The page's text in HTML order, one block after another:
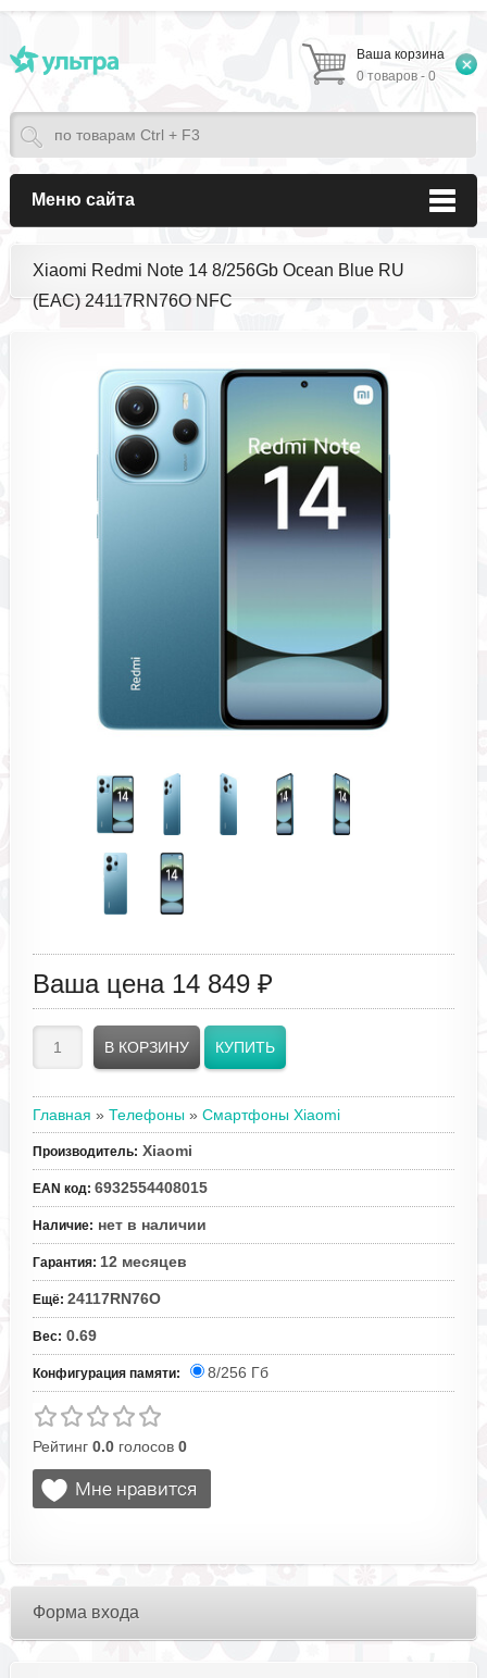
Ваша корзина
0 товаров - 0
Меню сайта
Xiaomi Redmi Note 14 8/256Gb Ocean Blue RU
(EAC) 24117RN76O NFC
Ваша цена 14 849 ₽
Главная » Телефоны » Смартфоны Xiaomi
Производитель: Xiaomi
EAN код: 6932554408015
Наличие: нет в наличии
Гарантия: 12 месяцев
Ещё: 24117RN76O
Вес: 0.69
Конфигурация памяти: 8/256 Гб
Рейтинг 0.0голосов 0
Форма входа